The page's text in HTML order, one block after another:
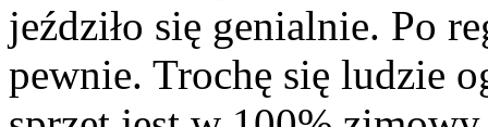
jeździło się genialnie. Po
pewnie. Trochę się ludzie